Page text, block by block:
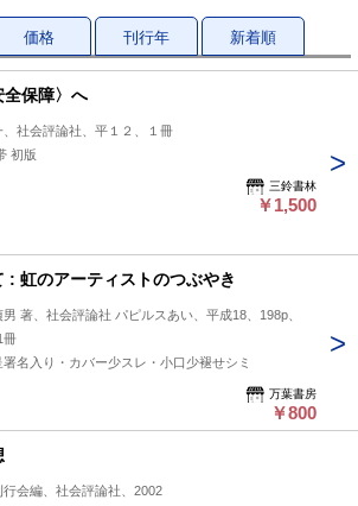
価格 刊行年 新着順
保障〉へ
、社会評論社、平１２、１冊
初版
三鈴書林
￥1,500
: 虹のアーティストのつぶやき
著、社会評論社 パピルスあい、平成18、198p、
冊
名入り・カバー少スレ・小口少褪せシミ
万葉書房
￥800
行会編、社会評論社、2002